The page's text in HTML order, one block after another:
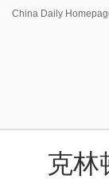
China Daily
克林